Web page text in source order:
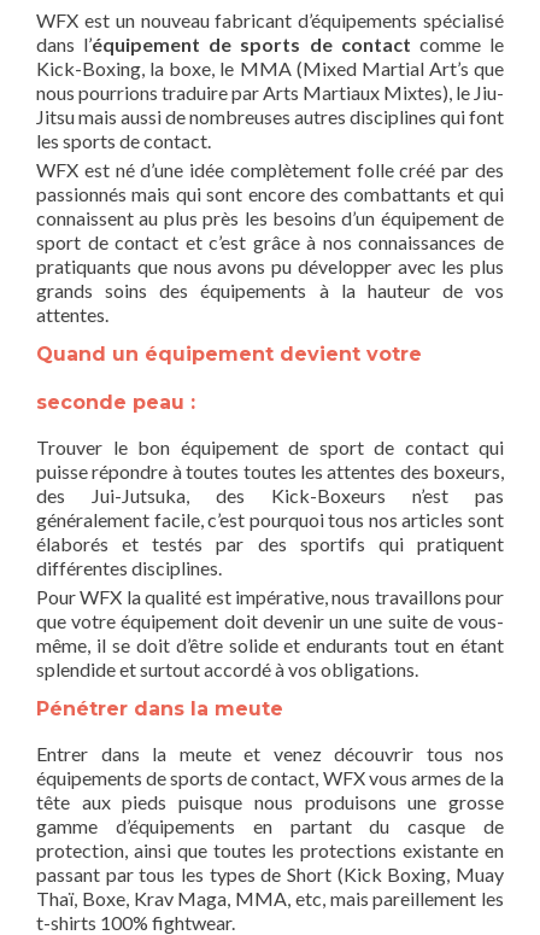
WFX est un nouveau fabricant d’équipements spécialisé
dans l’équipement de sports de contact comme le
Kick-Boxing, la boxe, le MMA (Mixed Martial Art’s que
nous pourrions traduire par Arts Martiaux Mixtes), le Jiu-
Jitsu mais aussi de nombreuses autres disciplines qui font
les sports de contact.
WFX est né d’une idée complètement folle créé par des
passionnés mais qui sont encore des combattants et qui
connaissent au plus près les besoins d’un équipement de
sport de contact et c’est grâce à nos connaissances de
pratiquants que nous avons pu développer avec les plus
grands soins des équipements à la hauteur de vos
attentes.
Quand un équipement devient votre
seconde peau :
Trouver le bon équipement de sport de contact qui
puisse répondre à toutes toutes les attentes des boxeurs,
des Jui-Jutsuka, des Kick-Boxeurs n’est pas
généralement facile, c’est pourquoi tous nos articles sont
élaborés et testés par des sportifs qui pratiquent
différentes disciplines.
Pour WFX la qualité est impérative, nous travaillons pour
que votre équipement doit devenir un une suite de vous-
même, il se doit d’être solide et endurants tout en étant
splendide et surtout accordé à vos obligations.
Pénétrer dans la meute
Entrer dans la meute et venez découvrir tous nos
équipements de sports de contact, WFX vous armes de la
tête aux pieds puisque nous produisons une grosse
gamme d’équipements en partant du casque de
protection, ainsi que toutes les protections existante en
passant par tous les types de Short (Kick Boxing, Muay
Thaï, Boxe, Krav Maga, MMA, etc, mais pareillement les
t-shirts 100% fightwear.